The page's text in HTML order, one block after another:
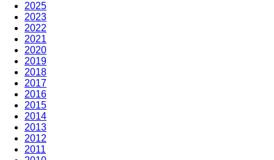
2025
2023
2022
2021
2020
2019
2018
2017
2016
2015
2014
2013
2012
2011